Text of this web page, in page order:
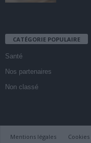
CATÉGORIE POPULAIRE
Santé
Nos partenaires
Non classé
Mentions légales Cookies